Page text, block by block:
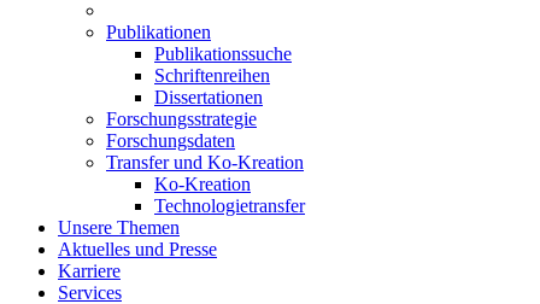
Publikationen
Publikationssuche
Schriftenreihen
Dissertationen
Forschungsstrategie
Forschungsdaten
Transfer und Ko-Kreation
Ko-Kreation
Technologietransfer
Unsere Themen
Aktuelles und Presse
Karriere
Services